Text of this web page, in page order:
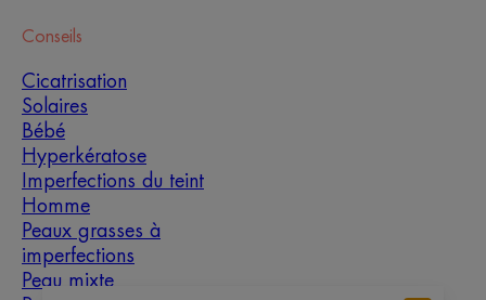
Conseils
Cicatrisation
Solaires
Bébé
Hyperkératose
Imperfections du teint
Homme
Peaux grasses à
imperfections
Peau mixte